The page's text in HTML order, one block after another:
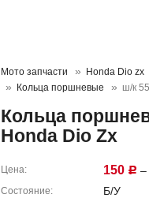
Мото запчасти
Honda Dio zx
Кольца поршневые
ш/к
Кольца
Honda Dio Zx
Цена 150 Р –
Состояние Б/У